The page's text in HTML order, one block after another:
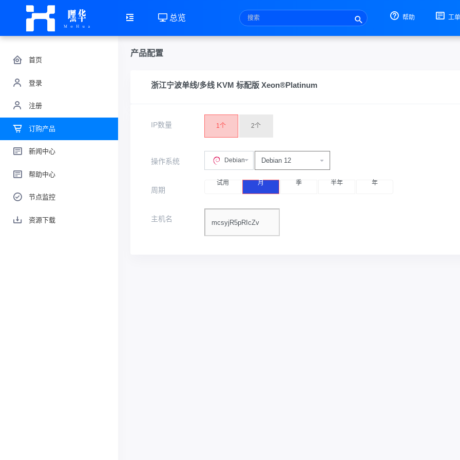
总览 帮助 工单
首页
登录
注册
订购产品
新闻中心
帮助中心
节点监控
资源下载
产品配置
浙江宁波单线/多线 KVM 标配版 Xeon®Platinum
IP数量 1个 2个
操作系统 Debian
周期
试用 月 季 半年 年
主机名